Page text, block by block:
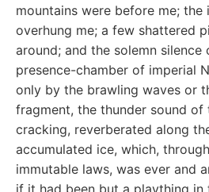
mountains were before me;
overhung me; a few shattered
around; and the solemn
presence-chamber of imperial
only by the brawling waves or
fragment, the thunder sound of
cracking, reverberated along
accumulated ice, which,
immutable laws, was ever and
if it had been but a plaything in